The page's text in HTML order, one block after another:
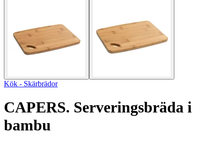
Kök - Skärbrädor
CAPERS. Serveringsbräda i
bambu